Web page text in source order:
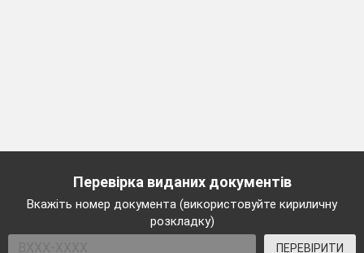
Перевірка виданих документів
Вкажіть номер документа (використовуйте кириличну
розкладку)
ПЕРЕВІРИТИ